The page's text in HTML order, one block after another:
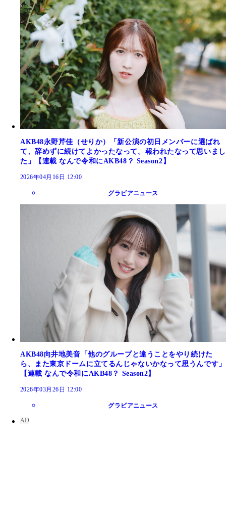
AKB48永野芹佳（せりか）「新公演の初日メンバーに選ばれ
て、辞めずに続けてよかったなって。報われたなって思いまし
た」【連載 なんで令和にAKB48？ Season2】
2026年04月16日 12:00
グラビアニュース
AKB48向井地美音「他のグループと違うことをやり続けた
ら、また東京ドームに立てるんじゃないかなって思うんです」
【連載 なんで令和にAKB48？ Season2】
2026年03月26日 12:00
グラビアニュース